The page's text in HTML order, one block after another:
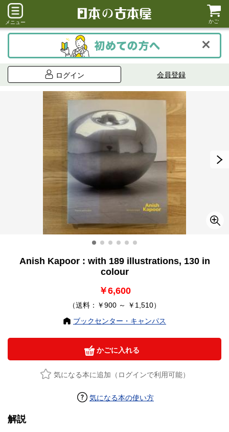
メニュー かご
ログイン 会員登録
Anish Kapoor : with 189 illustrations, 130 in
colour
￥6,600
（送料：￥900 ～ ￥1,510）
ブックセンター・キャンパス
かごに入れる
気になる本に追加（ログインで利用可能）
気になる本の使い方
解説